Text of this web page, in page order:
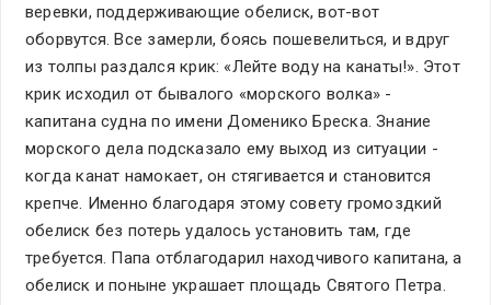
веревки, поддерживающие обелиск, вот-вот
оборвутся. Все замерли, боясь пошевелиться, и вдруг
из толпы раздался крик: «Лейте воду на канаты!». Этот
крик исходил от бывалого «морского волка» -
капитана судна по имени Доменико Бреска. Знание
морского дела подсказало ему выход из ситуации -
когда канат намокает, он стягивается и становится
крепче. Именно благодаря этому совету громоздкий
обелиск без потерь удалось установить там, где
требуется. Папа отблагодарил находчивого капитана, а
обелиск и поныне украшает площадь Святого Петра.